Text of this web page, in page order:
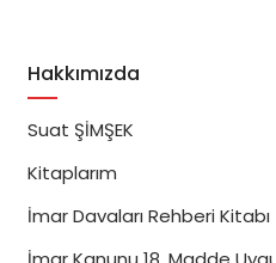
Hakkımızda
Suat ŞİMŞEK
Kitaplarım
İmar Davaları Rehberi Kitabı